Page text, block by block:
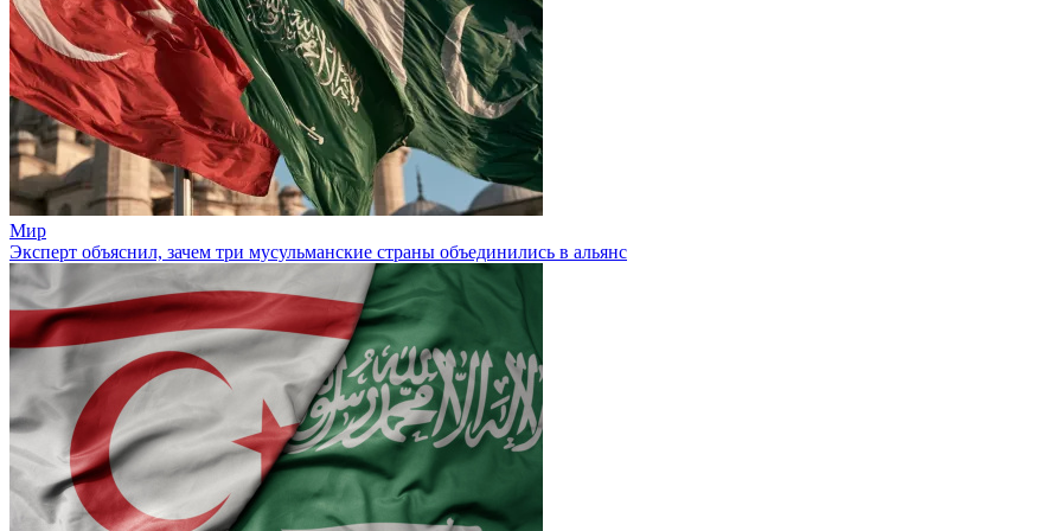
Мир
Эксперт объяснил, зачем три мусульманские страны объединились в альянс